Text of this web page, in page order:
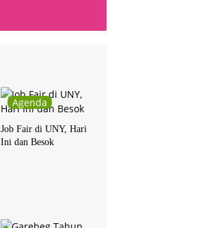
Agenda
Job Fair di UNY, Hari
Ini dan Besok